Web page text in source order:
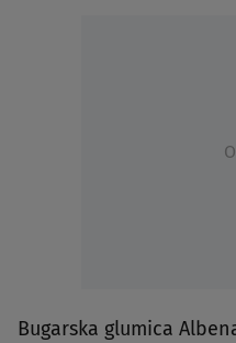
Bugarska glumica